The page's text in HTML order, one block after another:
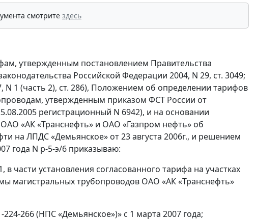
смотрите здесь
утвержденным постановлением Правительства
Российской Федерации 2004, N 29, ст. 3049;
N 1 (часть 2), ст. 286), Положением об определении тарифов
утвержденным приказом ФСТ России от
регистрационный N 6942), и на основании
«АК «Транснефть» и ОАО «Газпром нефть» об
на ЛПДС «Демьянское» от 23 августа 2006г., и решением
года N р-5-э/6 приказываю:
части установления согласованного тарифа на участках
магистральных трубопроводов ОАО «АК «Транснефть»
266 (НПС «Демьянское»)» с 1 марта 2007 года;